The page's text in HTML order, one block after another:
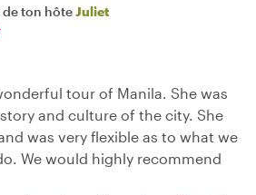
ton hôteJuliet
tour of Manila. She was
and culture of the city. She
was very flexible as to what we
We would highly recommend